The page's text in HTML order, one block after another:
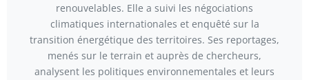
renouvelables. Elle a suivi les négociations
climatiques internationales et enquêté sur la
transition énergétique des territoires. Ses reportages,
menés sur le terrain et auprès de chercheurs,
analysent les politiques environnementales et leurs